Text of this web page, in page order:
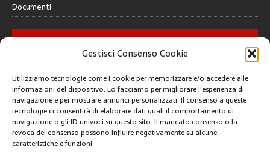
Gestisci Consenso Cookie
Utilizziamo tecnologie come i cookie per memorizzare e/o accedere alle
informazioni del dispositivo. Lo facciamo per migliorare l'esperienza di
navigazione e per mostrare annunci personalizzati. Il consenso a queste
tecnologie ci consentirà di elaborare dati quali il comportamento di
navigazione o gli ID univoci su questo sito. Il mancato consenso o la
revoca del consenso possono influire negativamente su alcune
caratteristiche e funzioni.
Documenti
GALLERY
CREATIVE COMMONS
Questa opera è concessa in licenza con i termini